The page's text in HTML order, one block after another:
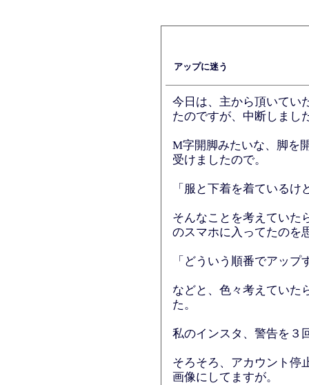
アップに迷う
今日は、主から頂いてい
たのですが、中断しまし
M字開脚みたいな、脚を
受けましたので。
「服と下着を着ている
そんなことを考えていた
のスマホに入ってたのを
「どういう順番でアッ
などと、色々考えていた
た。
私のインスタ、警告を３
そろそろ、アカウント停
画像にしてますが。